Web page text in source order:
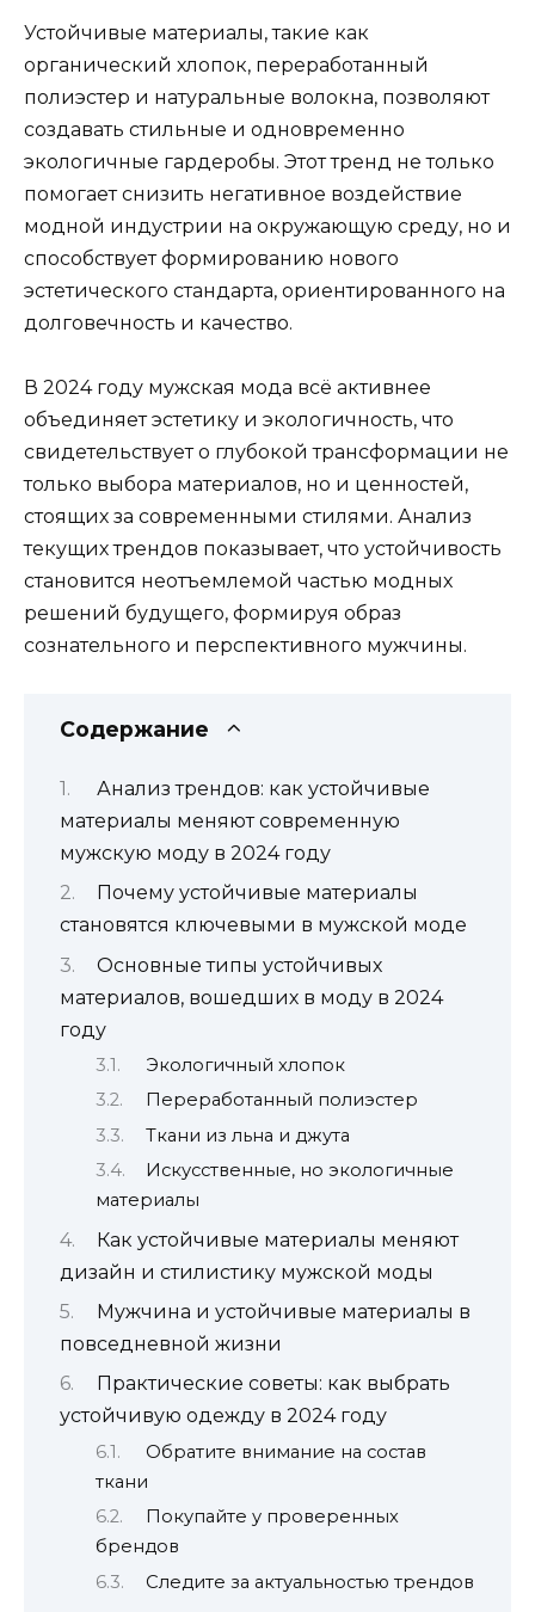
Устойчивые материалы, такие как
органический хлопок, переработанный
полиэстер и натуральные волокна, позволяют
создавать стильные и одновременно
экологичные гардеробы. Этот тренд не только
помогает снизить негативное воздействие
модной индустрии на окружающую среду, но и
способствует формированию нового
эстетического стандарта, ориентированного на
долговечность и качество.
В 2024 году мужская мода всё активнее
объединяет эстетику и экологичность, что
свидетельствует о глубокой трансформации не
только выбора материалов, но и ценностей,
стоящих за современными стилями. Анализ
текущих трендов показывает, что устойчивость
становится неотъемлемой частью модных
решений будущего, формируя образ
сознательного и перспективного мужчины.
Содержание
Анализ трендов: как устойчивые
материалы меняют современную
мужскую моду в 2024 году
Почему устойчивые материалы
становятся ключевыми в мужской моде
Основные типы устойчивых
материалов, вошедших в моду в 2024
году
Экологичный хлопок
Переработанный полиэстер
Ткани из льна и джута
Искусственные, но экологичные
материалы
Как устойчивые материалы меняют
дизайн и стилистику мужской моды
Мужчина и устойчивые материалы в
повседневной жизни
Практические советы: как выбрать
устойчивую одежду в 2024 году
Обратите внимание на состав
ткани
Покупайте у проверенных
брендов
Следите за актуальностью трендов